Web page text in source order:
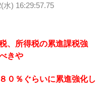
水) 16:29:57.75
、所得税の累進課税強
きや
０％ぐらいに累進強化し